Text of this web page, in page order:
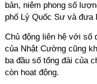
bản, niêm phong số
phố Lý Quốc Sư và đưa
Chủ động liên hệ với số
của Nhật Cường cũng
ba đầu số tổng đài của
còn hoạt động.